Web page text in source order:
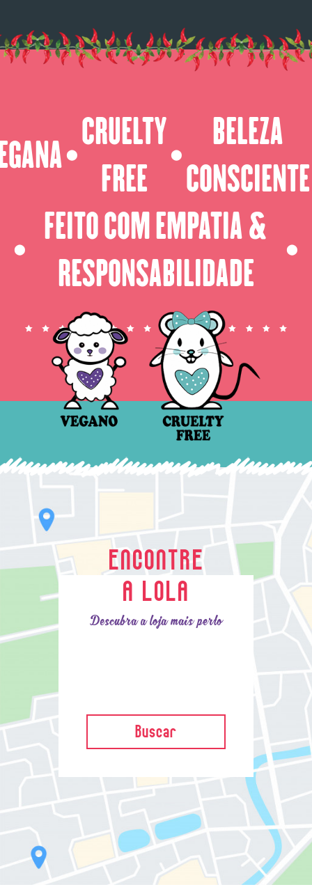
⬤
CRUELTY
FREE
⬤
BELEZA
CONSCIENTE
⬤
FEITO COM EMPATIA &
RESPONSABILIDADE
⬤
ENCONTRE
A LOLA
Descubra a loja mais perto
Buscar